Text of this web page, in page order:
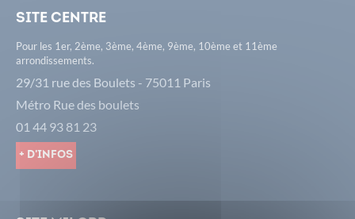
Site Centre
Pour les 1er, 2ème, 3ème, 4ème, 9ème, 10ème et 11ème
arrondissements.
29/31 rue des Boulets - 75011 Paris
Métro Rue des boulets
01 44 93 81 23
+ d'infos